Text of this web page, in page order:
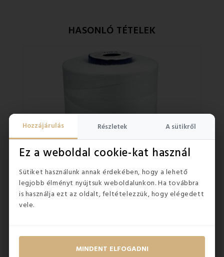
Hozzájárulás Részletek A sütikről
Ez a weboldal cookie-kat használ
Sütiket használunk annak érdekében, hogy a lehető
legjobb élményt nyújtsuk weboldalunkon. Ha továbbra
is használja ezt az oldalt, feltételezzük, hogy elégedett
vele.
MINDENT ELFOGADNI
HASONLÓ TÉTELEK
KÉSZLETEN 5(2x)
VIGA 5000 m fehér cérna